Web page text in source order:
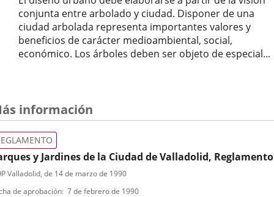
conjunta entre arbolado y ciudad. Disponer de una
ciudad arbolada representa importantes valores y
beneficios de carácter medioambiental, social,
económico. Los árboles deben ser objeto de especial...
información
y Jardines de la Ciudad de Valladolid, Reglamento
Valladolid, de 14 de marzo de 1990
de aprobación 7 de febrero de 1990